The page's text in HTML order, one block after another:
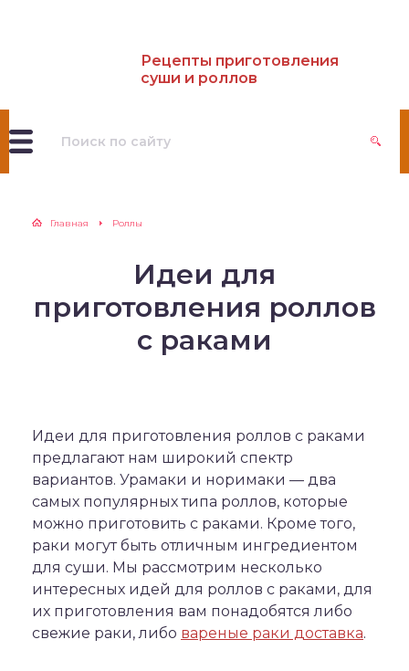
Рецепты приготовления
суши и роллов
Главная Роллы
Идеи для
приготовления роллов
с раками
Идеи для приготовления роллов с раками
предлагают нам широкий спектр
вариантов. Урамаки и норимаки — два
самых популярных типа роллов, которые
можно приготовить с раками. Кроме того,
раки могут быть отличным ингредиентом
для суши. Мы рассмотрим несколько
интересных идей для роллов с раками, для
их приготовления вам понадобятся либо
свежие раки, либо вареные раки доставка.